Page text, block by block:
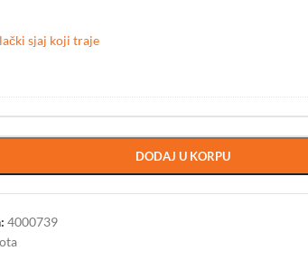
sjaj koji traje
DODAJ U KORPU
4000739